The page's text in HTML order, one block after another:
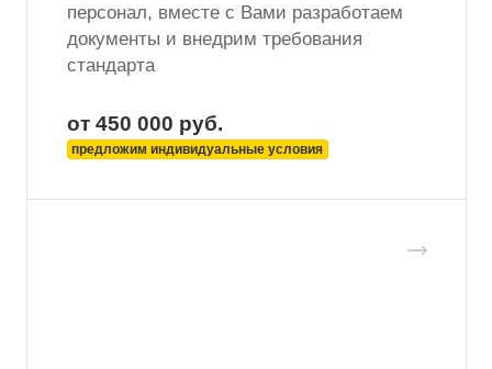
персонал, вместе с Вами разработаем
документы и внедрим требования
стандарта
от 450 000 руб.
предложим индивидуальные условия